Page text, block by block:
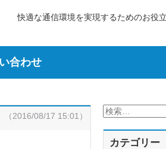
快適な通信環境を実現するためのお役
合わせ
（2016/08/17 15:01）
カテゴリー